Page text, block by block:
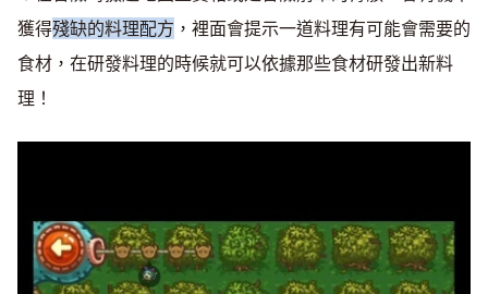
獲得殘缺的料理配方 ，裡面會提示一道料理有可能會需要的
食材，在研發料理的時候就可以依據那些食材研發出新料
理！